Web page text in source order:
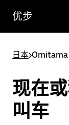
优步
日本>Omitama
现在
叫车